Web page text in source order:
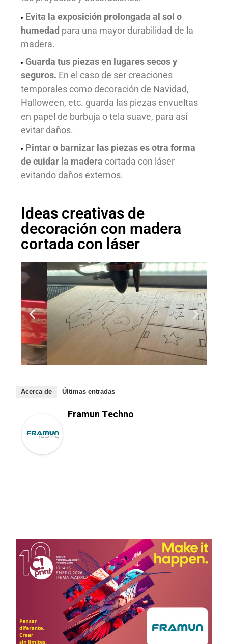
Evita la exposición prolongada al sol o
humedad para una mayor durabilidad de la
madera.
Guarda tus piezas en lugares secos y
seguros. En el caso de ser creaciones
temporales como decoración de Navidad,
Halloween, etc. guarda las piezas envueltas
en papel de burbuja o tela suave, para así
evitar daños.
Pintar o barnizar las piezas es otra forma
de cuidar la madera cortada con láser
evitando daños externos.
Ideas creativas de
decoración con madera
cortada con láser
Acerca de Últimas entradas
Framun Techno